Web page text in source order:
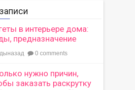
в интерьере дома:
предназначение
0 comments
нужно причин,
заказать раскрутку